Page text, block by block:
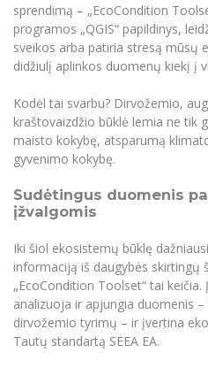
Universiteto
MRU pop
Novikas)
Neformaliuoju
kompetencijų
Studijų
Erasmus+
Kitos galimybės
Partnerystės
Azijos centras
Frankofoniškų
Emocinė gerovė
Mokslo
Žmogaus,
Doktorantūra
Projektai
Akademinė
Mokymų LAB
Mokslo naujienos
Kasmetiniai
Veiklos
Akademinė
Darbas MRU
Universiteto
Studentams
Studentams
Darbuotojams
Darnus
Privatumo
Sūduvos
Tinklalaidės
Bakalauro studijos
Vadovų MBA
Švietimo ir kultūros
Teisės LL.M.
Pedagogų
Profesinės
Personalo valdymo
Privačių interesų
Informacija
Studijų Moodle
sprendimą – „EcoCondition
programos „QGIS“ papildinys,
sveikos arba patiria stresą mūsų
didžiulį aplinkos duomenų kiekį į
Kodėl tai svarbu? Dirvožemio,
kraštovaizdžio būklė lemia ne tik
maisto kokybę, atsparumą
gyvenimo kokybę.
Sudėtingus duomenis
įžvalgomis
Iki šiol ekosistemų būklę
informaciją iš daugybės skirtingų
„EcoCondition Toolset“ tai
analizuoja ir apjungia duomenis
dirvožemio tyrimų – ir įvertina
Tautų standartą SEEA EA.